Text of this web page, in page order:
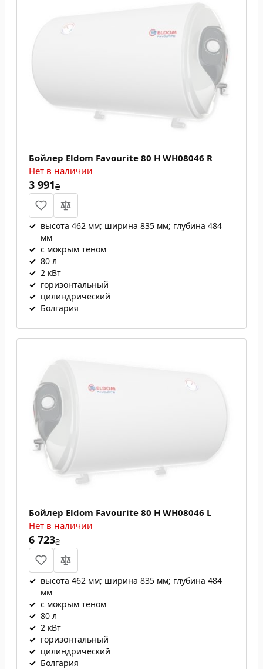
Бойлер Eldom Favourite 80 H WH08046 R
Нет в наличии
3 991₴
✓ высота 462 мм; ширина 835 мм; глубина 484
мм
✓ с мокрым теном
✓ 80 л
✓ 2 кВт
✓ горизонтальный
✓ цилиндрический
✓ Болгария
Бойлер Eldom Favourite 80 H WH08046 L
Нет в наличии
6 723₴
✓ высота 462 мм; ширина 835 мм; глубина 484
мм
✓ с мокрым теном
✓ 80 л
✓ 2 кВт
✓ горизонтальный
✓ цилиндрический
✓ Болгария